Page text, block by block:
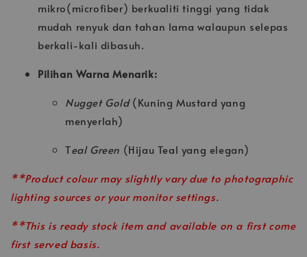
mikro(microfiber) berkualiti tinggi yang tidak
mudah renyuk dan tahan lama walaupun selepas
berkali-kali dibasuh.
Pilihan Warna Menarik:
Nugget Gold(Kuning Mustard yang
menyerlah)
Teal Green (Hijau Teal yang elegan)
**Product colour may slightly vary due to photographic
lighting sources or your monitor settings.
**This is ready stock item and available on a first come
first served basis.